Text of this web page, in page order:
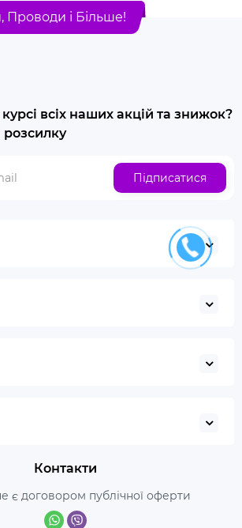
і Більше!
всіх наших акцій та знижок?
розсилку
Підписатися
Контакти
є договором публічної оферти